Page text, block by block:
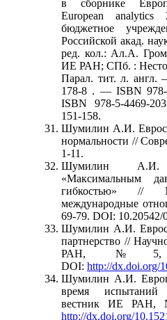
в сборнике
European
бюджетное
Российской акад.
ред. кол.: Ал.А.
ИЕ РАН; СПб. :
Парал. тит. л. англ.
178-8 . — ISBN
ISBN 978-5-4469-
151-158.
Шумилин А.И.
нормальности //
1-11.
Шумилин
«Максимальным
гибкостью» //
международные
69-79. DOI: 10.20542/
Шумилин А.И.
партнерство //
РАН, №5,
DOI: http://dx.doi.org/
Шумилин А.И.
время испытаний
вестник ИЕ РАН,
http://dx.doi.org/